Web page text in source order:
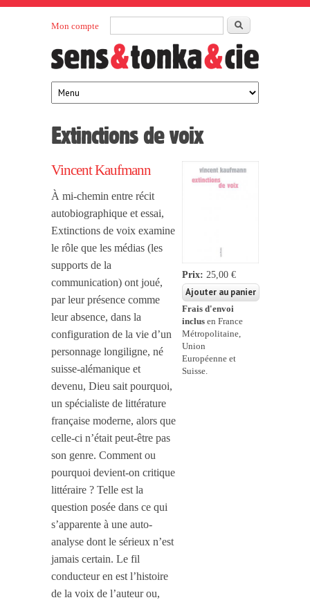
Rechercher
Mon compte
Sens et
Tonka
éditeurs
maison
d’édition
française
Extinctions de voix
Vincent Kaufmann
À mi-chemin entre récit
autobiographique et essai,
Extinctions de voix examine
le rôle que les médias (les
supports de la
communication) ont joué,
par leur présence comme
leur absence, dans la
configuration de la vie d’un
personnage longiligne, né
suisse-alémanique et
devenu, Dieu sait pourquoi,
un spécialiste de littérature
française moderne, alors que
celle-ci n’était peut-être pas
son genre. Comment ou
pourquoi devient-on critique
littéraire ? Telle est la
question posée dans ce qui
s’apparente à une auto-
analyse dont le sérieux n’est
jamais certain. Le fil
conducteur en est l’histoire
de la voix de l’auteur ou,
Prix: 25,00 €
Frais d'envoi
inclus en France
Métropolitaine,
Union
Européenne et
Suisse.